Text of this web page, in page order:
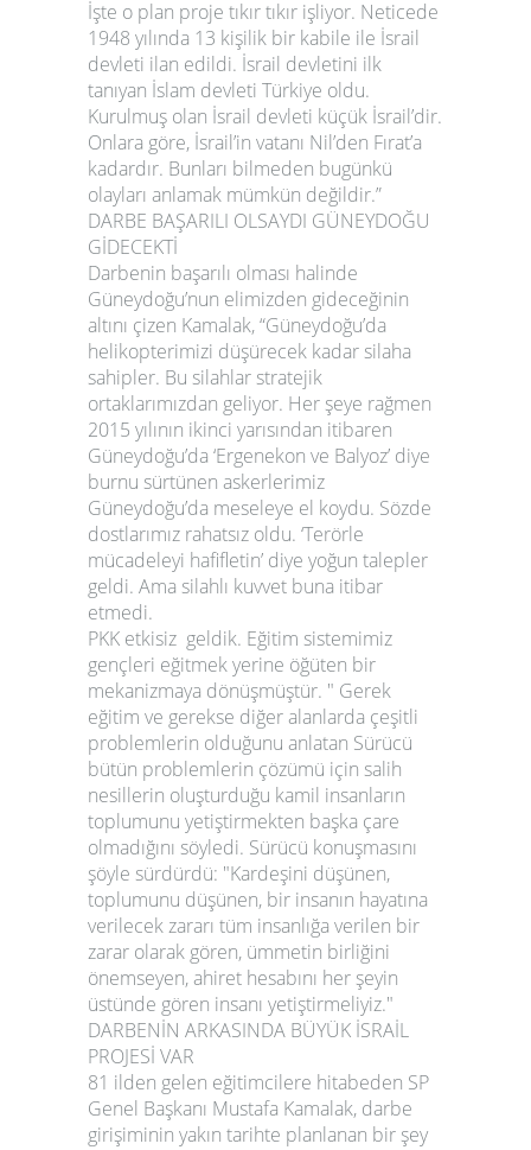
İşte o plan proje tıkır tıkır işliyor. Neticede
1948 yılında 13 kişilik bir kabile ile İsrail
devleti ilan edildi. İsrail devletini ilk
tanıyan İslam devleti Türkiye oldu.
Kurulmuş olan İsrail devleti küçük İsrail’dir.
Onlara göre, İsrail’in vatanı Nil’den Fırat’a
kadardır. Bunları bilmeden bugünkü
olayları anlamak mümkün değildir.”
DARBE BAŞARILI OLSAYDI GÜNEYDOĞU
GİDECEKTİ
Darbenin başarılı olması halinde
Güneydoğu’nun elimizden gideceğinin
altını çizen Kamalak, “Güneydoğu’da
helikopterimizi düşürecek kadar silaha
sahipler. Bu silahlar stratejik
ortaklarımızdan geliyor. Her şeye rağmen
2015 yılının ikinci yarısından itibaren
Güneydoğu’da ‘Ergenekon ve Balyoz’ diye
burnu sürtünen askerlerimiz
Güneydoğu’da meseleye el koydu. Sözde
dostlarımız rahatsız oldu. ‘Terörle
mücadeleyi hafifletin’ diye yoğun talepler
geldi. Ama silahlı kuvvet buna itibar
etmedi.
PKK etkisiz geldik. Eğitim sistemimiz
gençleri eğitmek yerine öğüten bir
mekanizmaya dönüşmüştür. " Gerek
eğitim ve gerekse diğer alanlarda çeşitli
problemlerin olduğunu anlatan Sürücü
bütün problemlerin çözümü için salih
nesillerin oluşturduğu kamil insanların
toplumunu yetiştirmekten başka çare
olmadığını söyledi. Sürücü konuşmasını
şöyle sürdürdü: "Kardeşini düşünen,
toplumunu düşünen, bir insanın hayatına
verilecek zararı tüm insanlığa verilen bir
zarar olarak gören, ümmetin birliğini
önemseyen, ahiret hesabını her şeyin
üstünde gören insanı yetiştirmeliyiz."
DARBENİN ARKASINDA BÜYÜK İSRAİL
PROJESİ VAR
81 ilden gelen eğitimcilere hitabeden SP
Genel Başkanı Mustafa Kamalak, darbe
girişiminin yakın tarihte planlanan bir şey